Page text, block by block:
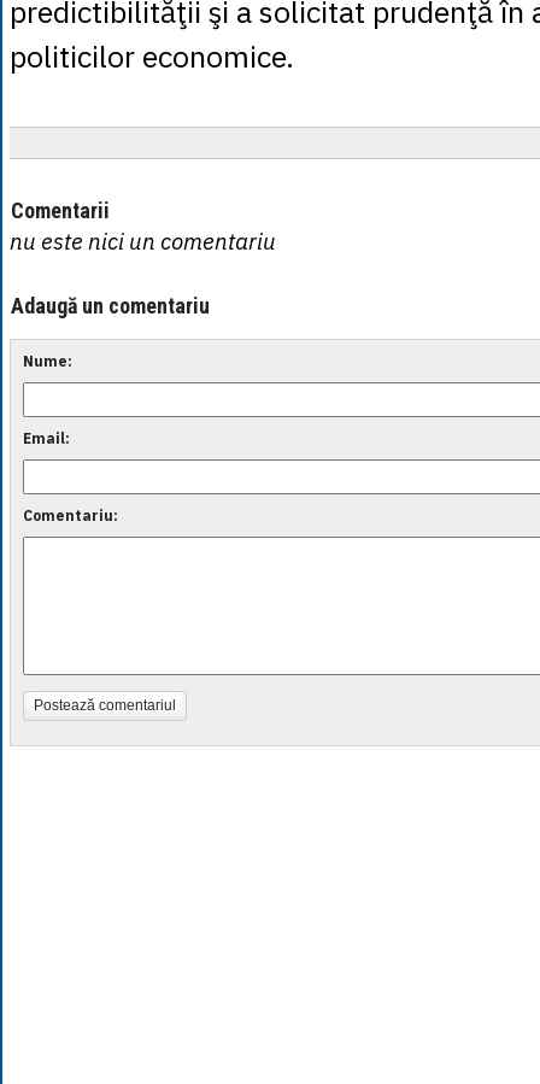
predictibilităţii şi a solicitat prudenţă în
politicilor economice.
Comentarii
nu este nici un comentariu
Adaugă un comentariu
Nume:
Email:
Comentariu:
Postează comentariul